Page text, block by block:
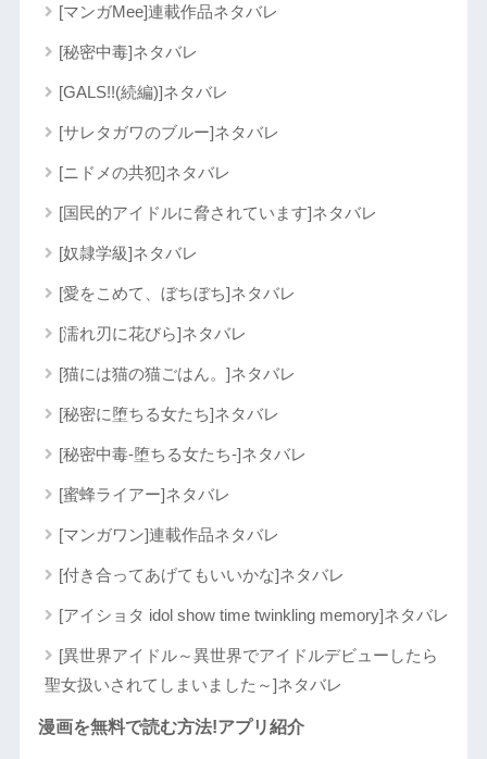
[マンガMee]連載作品ネタバレ
[秘密中毒]ネタバレ
[GALS!!(続編)]ネタバレ
[サレタガワのブルー]ネタバレ
[ニドメの共犯]ネタバレ
[国民的アイドルに脅されています]ネタバレ
[奴隷学級]ネタバレ
[愛をこめて、ぼちぼち]ネタバレ
[濡れ刃に花びら]ネタバレ
[猫には猫の猫ごはん。]ネタバレ
[秘密に堕ちる女たち]ネタバレ
[秘密中毒-堕ちる女たち-]ネタバレ
[蜜蜂ライアー]ネタバレ
[マンガワン]連載作品ネタバレ
[付き合ってあげてもいいかな]ネタバレ
[アイショタ idol show time twinkling memory]ネタバレ
[異世界アイドル～異世界でアイドルデビューしたら
聖女扱いされてしまいました～]ネタバレ
漫画を無料で読む方法!アプリ紹介